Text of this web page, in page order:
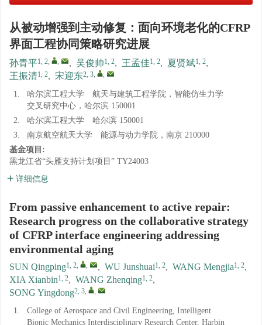
从被动增强到主动修复：面向环境老化的CFRP
界面工程协同策略研究进展
孙青平1, 2, , , 吴俊帅1, 2, 王孟佳1, 2, 夏贤斌1, 2,
王振清1, 2, 宋迎东2, 3, ,
1.
哈尔滨工程大学 航天与建筑工程学院，智能仿生力学
交叉研究中心，哈尔滨 150001
2.
哈尔滨工程大学 哈尔滨 150001
3.
南京航空航天大学 能源与动力学院，南京 210000
基金项目:
黑龙江省“头雁支持计划项目” TY24003
详细信息
From passive enhancement to active repair:
Research progress on the collaborative strategy
of CFRP interface engineering addressing
environmental aging
SUN Qingping1, 2, , , WU Junshuai1, 2, WANG Mengjia1, 2,
XIA Xianbin1, 2, WANG Zhenqing1, 2,
SONG Yingdong2, 3, ,
1.
College of Aerospace and Civil Engineering, Intelligent
Bionic Mechanics Interdisciplinary Research Center, Harbin